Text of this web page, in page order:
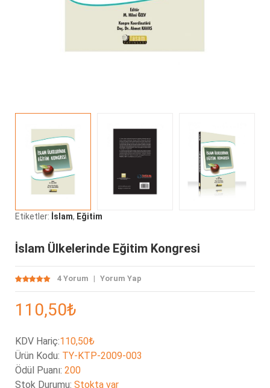
Etiketler: İslam, Eğitim
İslam Ülkelerinde Eğitim Kongresi
4 Yorum Yorum Yap
110,50₺
KDV Hariç:110,50₺
Ürün Kodu: TY-KTP-2009-003
Ödül Puanı: 200
Stok Durumu: Stokta var